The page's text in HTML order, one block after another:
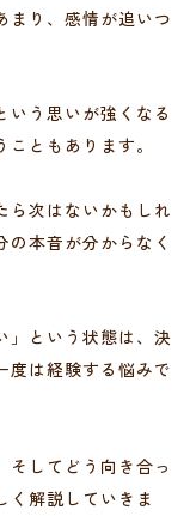
まり、感情が追いつ
いう思いが強くなる
ともあります。
ら次はないかもしれ
本音が分からなく
」という状態は、決
度は経験する悩みで
そしてどう向き合っ
く解説していきま